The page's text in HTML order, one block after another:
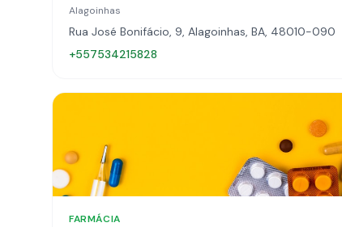
Alagoinhas
Rua José Bonifácio, 9, Alagoinhas, BA, 48010-090
+557534215828
FARMÁCIA